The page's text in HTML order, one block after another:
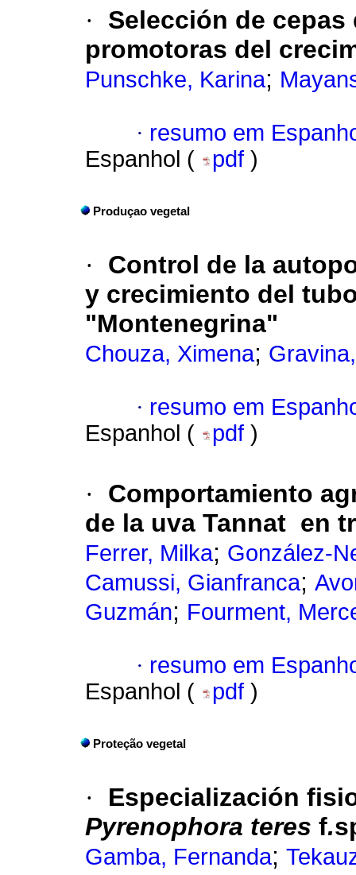
·
Selección de
promotoras del
Punschke, Karina;
· resumo em
Espanhol (
pdf )
Produçao vegetal
·
Control de la
y crecimiento del
"Montenegrina"
Chouza, Ximena;
· resumo em
Espanhol (
pdf )
·
Comportamiento
de la uva Tannat en
Ferrer, Milka; González-
Camussi, Gianfranca;
Guzmán; Fourment,
· resumo em
Espanhol (
pdf )
Proteção vegetal
·
Especialización
Pyrenophora teres f.
Gamba, Fernanda;